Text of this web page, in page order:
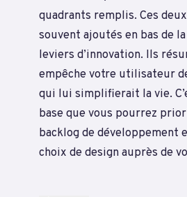
quadrants remplis. Ces
souvent ajoutés en bas de
leviers d’innovation. Ils
empêche votre utilisateur
qui lui simplifierait la vie.
base que vous pourrez
backlog de développement
choix de design auprès de